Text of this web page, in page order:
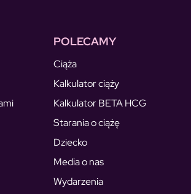
POLECAMY
Ciąża
Kalkulator ciąży
Kalkulator BETA HCG
Starania o ciążę
Dziecko
Media o nas
Wydarzenia